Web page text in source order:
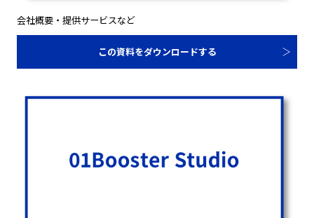
会社概要・提供サービスなど
この資料をダウンロードする